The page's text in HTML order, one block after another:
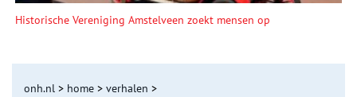
Historische Vereniging Amstelveen zoekt mensen op
onh.nl > home > verhalen >